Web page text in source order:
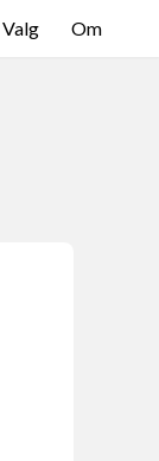
Valg Om